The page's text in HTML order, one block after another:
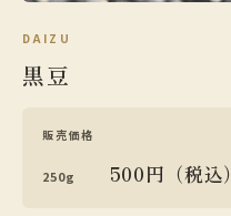
DAIZU
黒豆
販売価格
250g 500円（税込）